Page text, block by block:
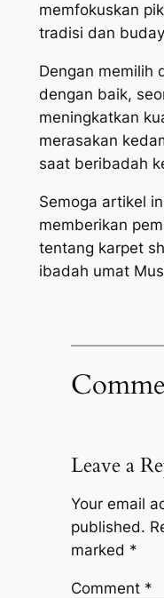
memfokuskan
tradisi dan
Dengan memilih
dengan baik,
meningkatkan
merasakan
saat beribadah
Semoga artikel
memberikan
tentang karpet
ibadah umat
Leave a
Your email
published.
marked *
Comment *